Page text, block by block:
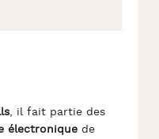
, il fait partie des
électroniquede